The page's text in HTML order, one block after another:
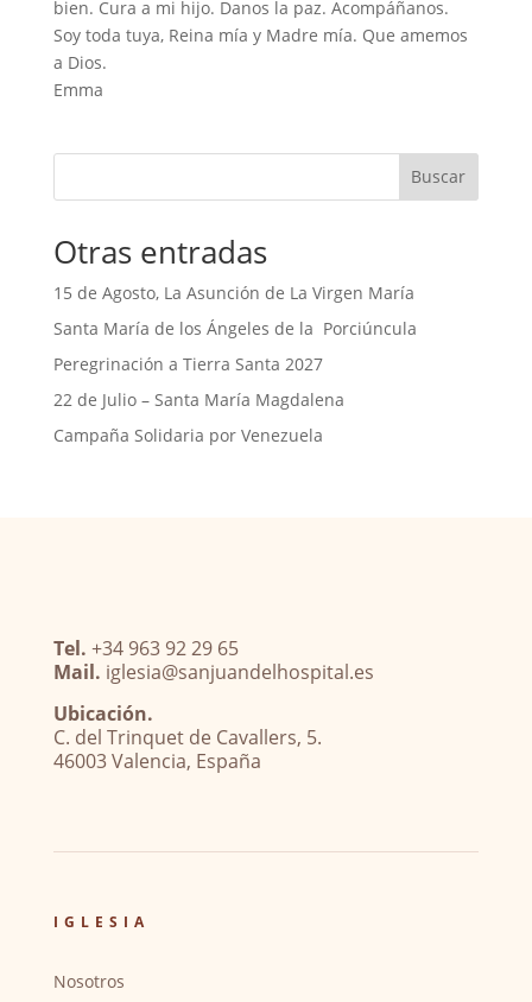
bien. Cura a mi hijo. Danos la paz. Acompáñanos.
Soy toda tuya, Reina mía y Madre mía. Que amemos
a Dios.
Emma
Buscar
Otras entradas
15 de Agosto, La Asunción de La Virgen María
Santa María de los Ángeles de la Porciúncula
Peregrinación a Tierra Santa 2027
22 de Julio – Santa María Magdalena
Campaña Solidaria por Venezuela
Tel. +34 963 92 29 65
Mail. iglesia@sanjuandelhospital.es
Ubicación.
C. del Trinquet de Cavallers, 5.
46003 Valencia, España
IGLESIA
Nosotros